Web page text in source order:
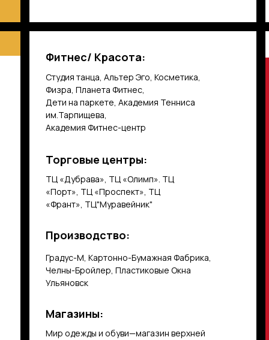
Магазины:
Торговые центры:
Фитнес/ Красота:
Производство:
Мир одежды и обуви—магазин верхней
Студия танца, Альтер Эго, Косметика,
Физра, Планета Фитнес,
Дети на паркете, Академия Тенниса
им.Тарпищева,
Академия Фитнес-центр
ТЦ «Дубрава», ТЦ «Олимп». ТЦ
«Порт», ТЦ «Проспект», ТЦ
«Франт», ТЦ"Муравейник"
Градус-М, Картонно-Бумажная Фабрика,
Челны-Бройлер, Пластиковые Окна
Ульяновск